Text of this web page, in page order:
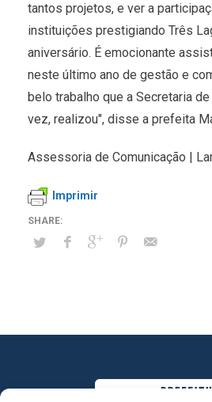
tantos projetos, e ver a
instituições prestigiando Três
aniversário. É emocionante
neste último ano de gestão e
belo trabalho que a Secretaria
vez, realizou", disse a prefeita
Assessoria de Comunicação |
Imprimir